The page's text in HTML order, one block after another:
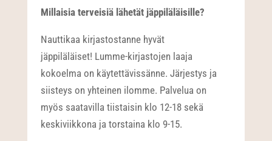
Millaisia terveisiä lähetät jäppiläläisille?
Nauttikaa kirjastostanne hyvät
jäppiläläiset! Lumme-kirjastojen laaja
kokoelma on käytettävissänne. Järjestys ja
siisteys on yhteinen ilomme. Palvelua on
myös saatavilla tiistaisin klo 12-18 sekä
keskiviikkona ja torstaina klo 9-15.